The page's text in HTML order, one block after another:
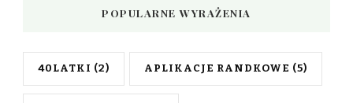
POPULARNE WYRAŻENIA
40LATKI (2) APLIKACJE RANDKOWE (5)